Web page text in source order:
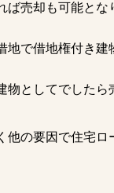
ば売却も可能と
地で借地権付き
としてでしたら
他の要因で住宅